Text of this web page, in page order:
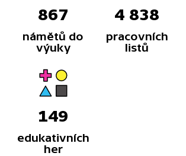
867
námětů do
výuky
4 838
pracovních
listů
149
edukativních
her